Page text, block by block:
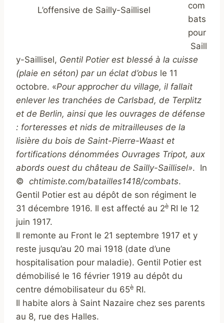
L’offensive de Sailly-Saillisel
com
bats
pour
Saill
y-Saillisel, Gentil Potier est blessé à la cuisse
(plaie en séton) par un éclat d’obus le 11
octobre. «Pour approcher du village, il fallait
enlever les tranchées de Carlsbad, de Terplitz
et de Berlin, ainsi que les ouvrages de défense
: forteresses et nids de mitrailleuses de la
lisière du bois de Saint-Pierre-Waast et
fortifications dénommées Ouvrages Tripot, aux
abords ouest du château de Sailly-Saillisel». In
© chtimiste.com/batailles1418/combats.
Gentil Potier est au dépôt de son régiment le
31 décembre 1916. Il est affecté au 2è RI le 12
juin 1917.
Il remonte au Front le 21 septembre 1917 et y
reste jusqu’au 20 mai 1918 (date d’une
hospitalisation pour maladie). Gentil Potier est
démobilisé le 16 février 1919 au dépôt du
centre démobilisateur du 65è RI.
Il habite alors à Saint Nazaire chez ses parents
au 8, rue des Halles.